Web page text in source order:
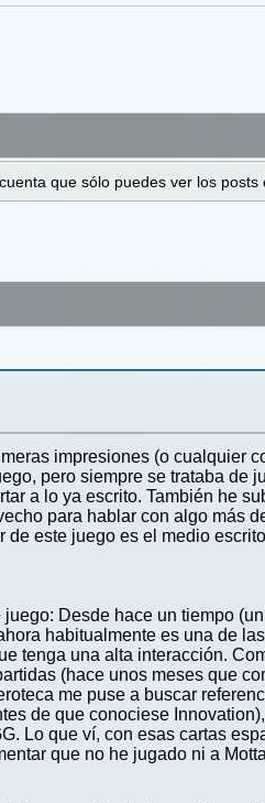
que sólo puedes ver los
impresiones (o cualquier
pero siempre se trataba de
a lo ya escrito. También he
para hablar con algo más
este juego es el medio
Desde hace un tiempo
habitualmente es una de
tenga una alta interacción.
(hace unos meses que
me puse a buscar
de que conociese
Lo que ví, con esas cartas
que no he jugado ni a